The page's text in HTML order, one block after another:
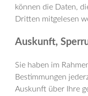
können die Daten,
Dritten mitgelesen
Auskunft,
Sie haben im
Bestimmungen
Auskunft über Ihre